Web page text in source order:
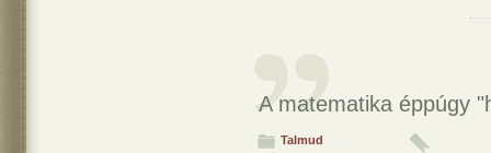
A matematika éppúgy
Talmud